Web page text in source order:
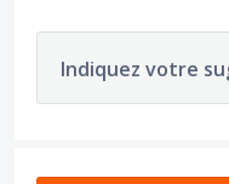
Indiquez votre